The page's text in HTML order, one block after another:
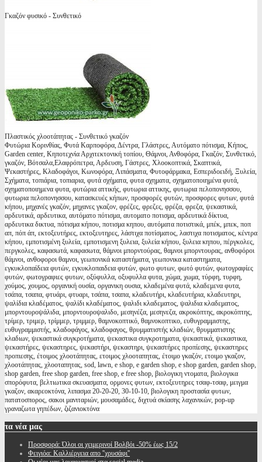
Γκαζόν φυσικό - Συνθετικό
Πλαστικός χλοοτάπητας - Συνθετικό γκαζόν
Φυτώρια Κορινθίας, Φυτά Καρποφόρα, Δέντρα, Γλάστρες, Αυτόματο πότισμα, Κήπος,
Garden center, Κηποτεχνία Αρχιτεκτονική τοπίου, Θάμνοι, Ανθοφόρα, Γκαζόν, Συνθετικό,
γκαζόν, Βότσαλα,Ελαφρόπετρα, Αρδευση, Γάστρες, Χλοοκοπτικά, Σκαπτικά,
Ψεκαστήρες, Κλαδοφάγοι, Κωνοφόρα, Λιπάσματα, Φυτοφάρμακα, Εσπεριδοειδή, Ξυλεία,
Σχήματα, τοπιάρια, τοπιαρια, φυτά σχήματα, φυτα σχηματα, σχηματοποιημένα φυτά,
σχηματοποιημενα φυτα, φυτώρια αττικής, φυτωρια αττικης, φυτωρια πελοπονησσου,
φυτωρια πελοπονησσου, κατασκευές κήπων, προσφορές φυτών, προσφορες φυτων, φυτά
κήπου, μηχανές γκαζόν, μηχανες γκαζον, φρέζες, φρεζες, φρέζα, φρεζα, ψεκαστικά,
αρδευτικά, αρδευτικα, αυτόματο πότισμα, αυτοματο ποτισμα, αρδευτικά δίκτυα,
αρδευτικα δικτυα, πότισμα κήπου, ποτισμα κηπου, αυτόματα ποτιστικά, μπέκ, μπεκ, ποπ
απ, πόπ άπ, εκτοξευτήρες, εκτοξευτηρες, λάστιχα ποτίσματος, λαστιχα ποτισματος, κέντρα
κήπου, εμποτισμένη ξυλεία, εμποτισμενη ξυλεια, ξυλεία κήπου, ξυλεια κηπου, πέργκολες,
περγκολες, καφασωτά, καφασωτα, θάμνοι μπορντούρας, θαμνοι μπορντουρας, ανθοφόροι
θάμνοι, ανθοφοροι θαμνοι, γεωπονικά καταστήματα, γεωπονικα καταστηματα,
εγκυκλοπαίδεια φυτών, εγκυκλοπαιδεια φυτών, φωτο φυτων, φωτό φυτών, φωτογραφίες
φυτών, φωτογραφιες φυτων, οξύφυλλα, οξυφυλλα φυτα, χώμα, χωμα, τύρφη, τυρφη,
χούμος, χουμος, οργανική ουσία, οργανικη ουσια, κλαδεμένα φυτά, κλαδεμενα φυτα,
τσάπα, τσαπα, φτυάρι, φτυαρι, τσάπα, τσαπα, κλαδευτήρι, κλαδευτήρια, κλαδευτηρι,
ψαλίδια κλαδέματος, ψαλίδι κλαδέματος, ψαλιδι κλαδεματος, ψαλιδια κλαδεματος,
μπορντουροψάλιδα, μπορντουροψαλιδο, μεσηνέζα, μεσηνεζα, ακροκόπτης, ακροκόπτης,
τρίμερ, τριμερ, τρίμμερ, τριμμερ, θαμνοκοπτικό, θαμνοκοπτικο, ευθυγραμμιστης,
ευθυγραμμιστής, κλαδοφάγος, κλαδοφαγος, θρυμματιστής κλαδιών, θρυμματιστης
κλαδιων, ψεκαστικά συγκροτήματα, ψεκαστικα συγκροτηματα, ψεκαστικά, ψεκαστικα,
ψεκαστήρες, ψεκαστηρες, ψεκαστήρι, ψεκαστηρι, ψεκαστήρες προπίεσης, ψεκαστηρες
προπιεσης, έτοιμος χλοοτάπητας, ετοιμος χλοοταπητας, έτοιμο γκαζόν, ετοιμο γκαζον,
χλοοτάπητας, χλοοταπητας, sod, lawn, e shop, e garden shop, e shop garden, garden shop,
shop garden, free shop garden, free shop, e free shop, βιολογικη ντοματα, βιολογικα
σπορόφυτα, βελτιωτικα σκευασματα, ορμονες φυτων, εκτοξευτηρες τσαφ-τσαφ, μειγμα
γκαζον, ακαρεοκτόνα, λιπασμα 20-20-20, 30-10-10, βιολογικη προστασία φυτων,
πατατοσπορος, σακοι μανιταριών, μουσαμάδες, διχτυά σκίασης λαχανικών, pop-up
γραναζωτα γηπέδων, ζιζανιοκτόνα
τα νέα μας
Προσφορά: Όλοι οι χειμερινοί Βολβόι -50% έως 15/2
Φειγιόα: Καλλιέργεια απο ''χρυσάφι''